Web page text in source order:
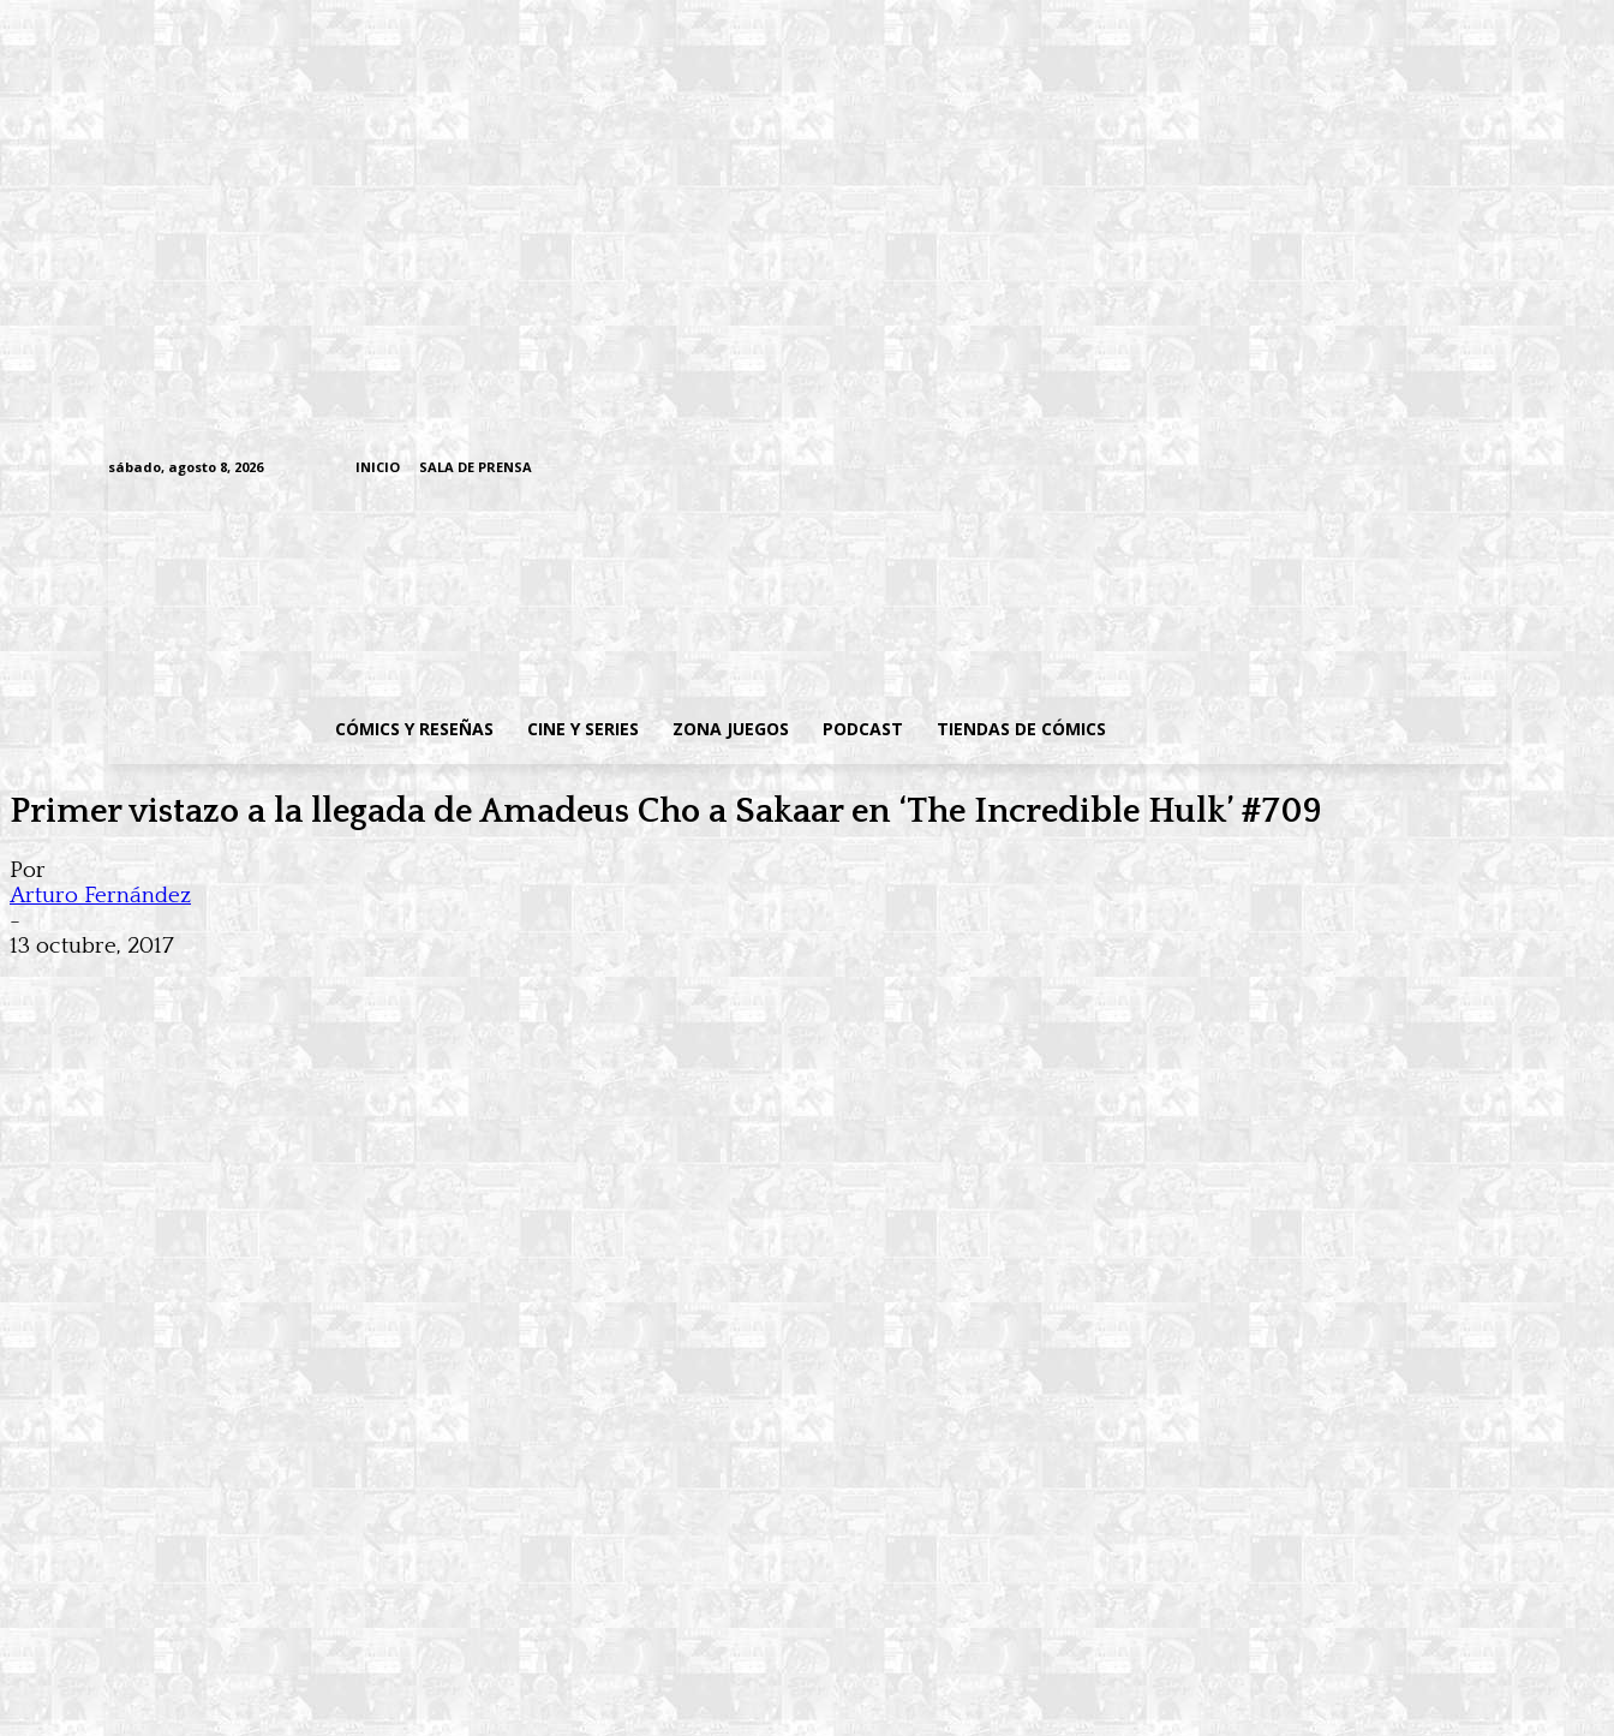
sábado, agosto 8, 2026 INICIO SALA DE PRENSA
CÓMICS Y RESEÑAS CINE Y SERIES ZONA JUEGOS PODCAST TIENDAS DE CÓMICS
Primer vistazo a la llegada de Amadeus Cho a Sakaar en ‘The Incredible Hulk’ #709
Por
Arturo Fernández
-
13 octubre, 2017